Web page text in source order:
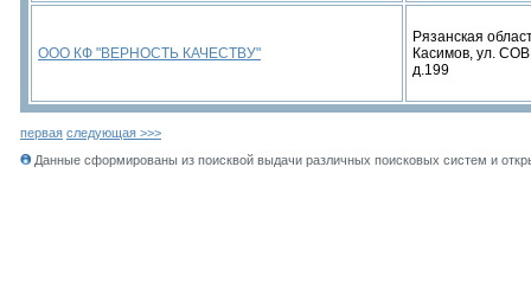
ООО КФ "ВЕРНОСТЬ КАЧЕСТВУ"
Рязанская
Касимов, ул.
д.199
первая следующая >>>
Данные сформированы из поисквой выдачи различных поисковых систем и